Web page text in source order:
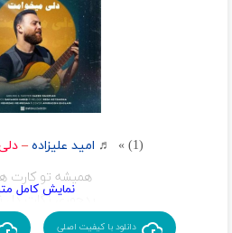
(1) » ♬ امید علیزاده –
همیشه تو کارت
بدجوری نگات دل
میخوام همه دور
دانلود با کیفیت اصلی